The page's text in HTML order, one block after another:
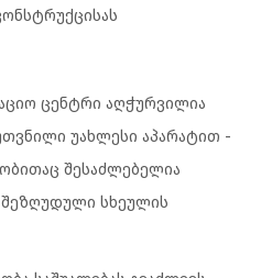
ცენტრი აღჭურვილია
უახლესი აპარატით -
შესაძლებელია
სხეულის